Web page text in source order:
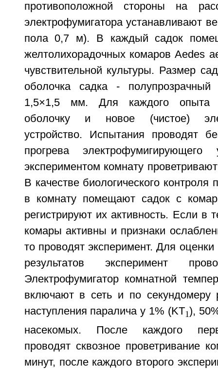
противоположной стороны на
электрофумигатора устанавливают
пола 0,7 м). В каждый садок
желтолихорадочных комаров Aedes
чувствительной культуры. Размер
оболочка садка -
1,5×1,5 мм. Для каждого опыта
оболочку и новое (чистое)
устройство. Испытания проводят
прогрева электрофумигирующего
экспериментом комнату
В качестве биологического контроля
в комнату помещают садок с
регистрируют их активность. Если в
комары активны и признаки
то проводят эксперимент. Для
результатов эксперимент
Электрофумигатор комнатной
включают в сеть и по секундомеру
наступления паралича у 1% (KT1),
насекомых. После каждого
проводят сквозное проветривание
минут, после каждого второго